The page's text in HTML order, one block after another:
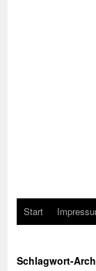
Start
Schlagwort-